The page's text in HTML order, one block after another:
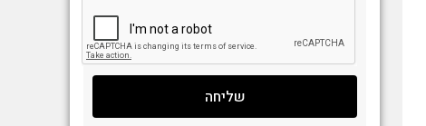
שליחה